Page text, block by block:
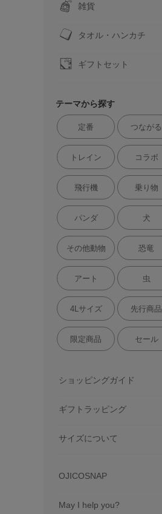
雑貨
タオル・ハンカチ
ギフトセット
テーマから探す
定番 つながる
トレイン コラボ
飛行機 乗り物
パンダ 犬
その他動物 恐竜
アート 虫
4Lサイズ 先行商品
限定商品 セール
ショッピングガイド
ギフトラッピング
サイズについて
OJICOSNAP
May I help you?